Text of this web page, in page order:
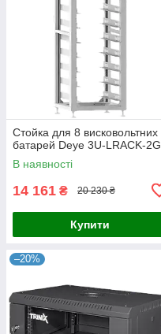
Стойка для 8 висковольтних
батарей Deye 3U-LRACK-2G
В наявності
14 161 ₴ 20 230 ₴
Купити
–20%